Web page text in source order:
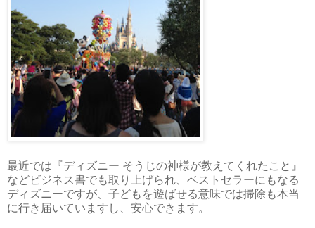
最近では『ディズニー そうじの神様が教えてくれたこと』
などビジネス書でも取り上げられ、ベストセラーにもなる
ディズニーですが、子どもを遊ばせる意味では掃除も本当
に行き届いていますし、安心できます。